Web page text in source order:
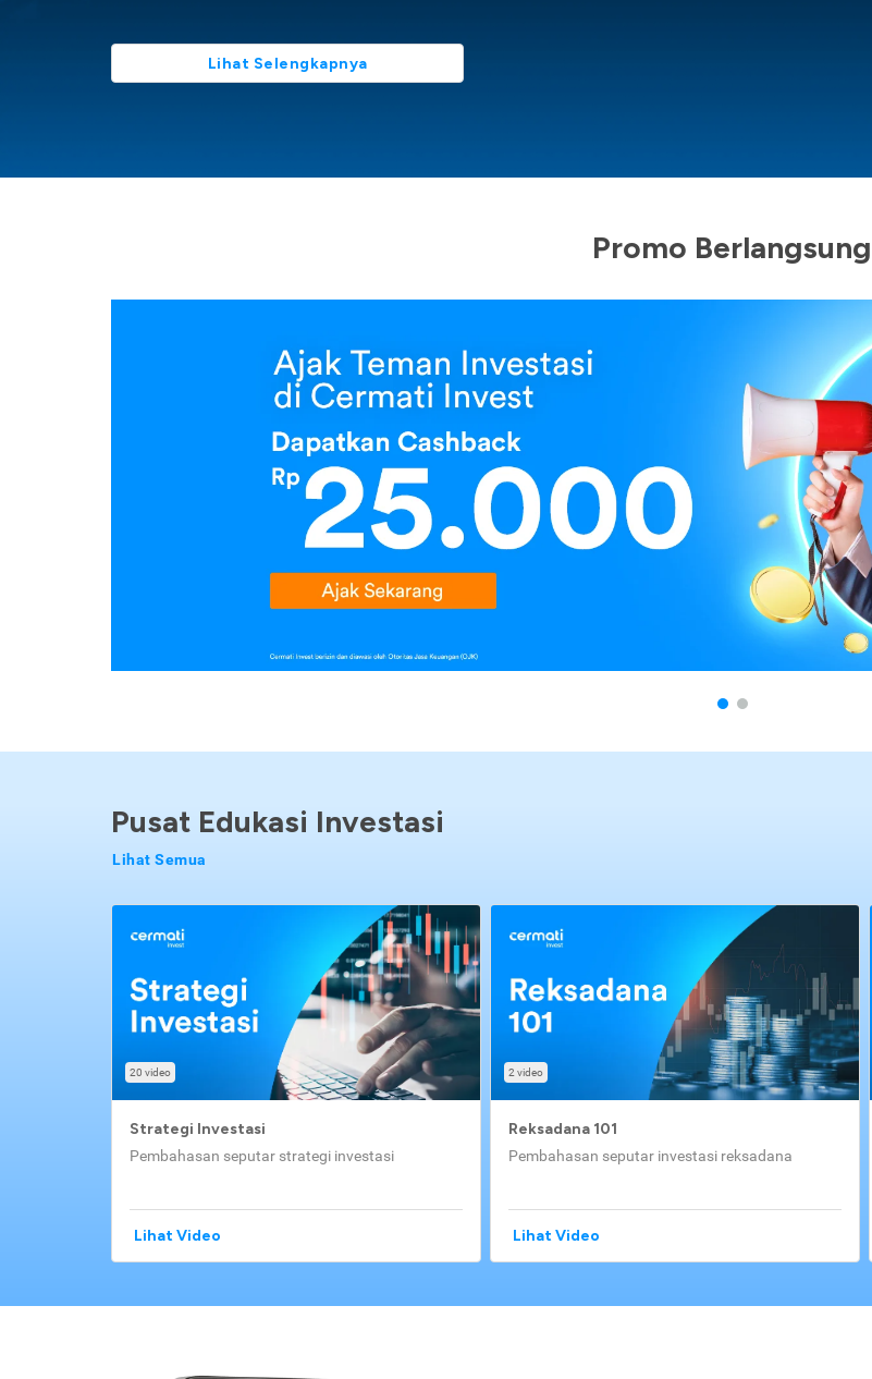
Lihat Selengkapnya
Promo Berlangsung
Pusat Edukasi Investasi
Lihat Semua
20 video
Strategi Investasi
Pembahasan seputar strategi investasi
Lihat Video
2 video
Reksadana 101
Pembahasan seputar investasi reksadana
Lihat Video